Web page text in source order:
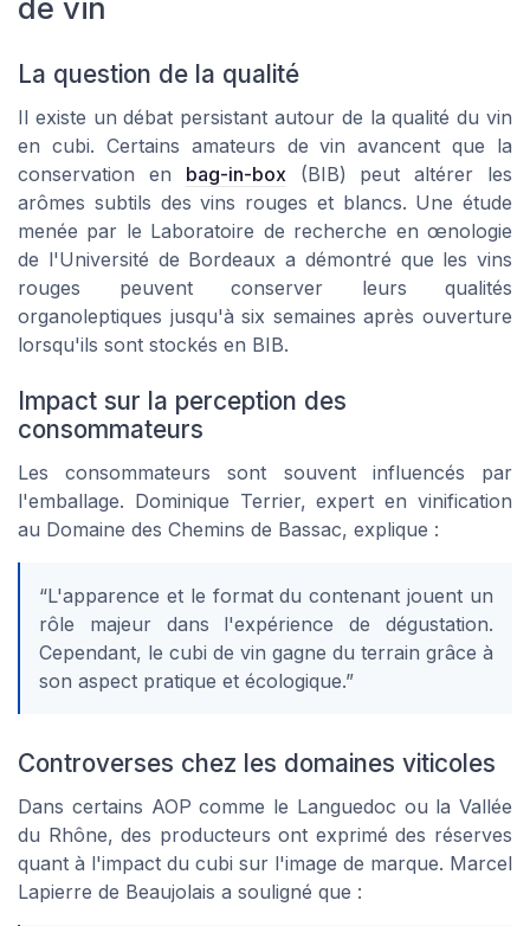
de vin
La question de la qualité
Il existe un débat persistant autour de laqualité du vin
en cubi. Certains amateurs de vin avancent que la
conservation en bag-in-box(BIB) peut altérer les
arômes subtils des vins rouges et blancs. Une étude
menée par le Laboratoire de recherche en œnologie
de l'Université de Bordeaux a démontré que les vins
rouges peuvent conserver leurs qualités
organoleptiques jusqu'à six semaines après ouverture
lorsqu'ils sont stockés en BIB.
Impact sur la perception des
consommateurs
Les consommateurs sont souvent influencés par
l'emballage. Dominique Terrier, expert en vinification
au Domaine des Chemins de Bassac, explique :
“L'apparence et le format du contenant jouent un
rôle majeur dans l'expérience de dégustation.
Cependant, le cubi de vin gagne du terrain grâce à
son aspect pratique et écologique.”
Controverses chez les domaines viticoles
Dans certains AOP comme le Languedoc ou la Vallée
du Rhône, des producteurs ont exprimé des réserves
quant à l'impact du cubi sur l'image de marque. Marcel
Lapierre de Beaujolais a souligné que :